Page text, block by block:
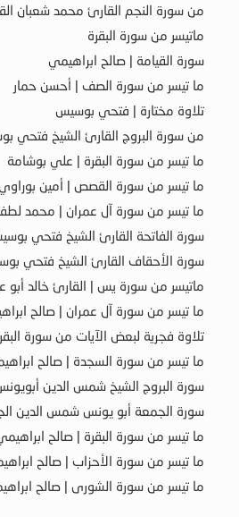
من سورة النجم القارئ محمد شعبان
ماتيسر من سورة البقرة
سورة القيامة | صالح ابراهيمي
ما تيسر من سورة الصف | أحسن حمار
تلاوة مختارة | فتحي بوسيس
من سورة البروج القارئ الشيخ فتحي
ما تيسر من سورة البقرة | علي بوشامة
ما تيسر من سورة القصص | أمين
ما تيسر من سورة آل عمران | محمد
سورة الفاتحة القارئ الشيخ فتحي
سورة الأحقاف القارئ الشيخ فتحي
ماتيسر من سورة يس | القارئ خالد أبو
ما تيسر من سورة آل عمران | صالح
تلاوة فجرية لبعض الآيات من سورة
ما تيسر من سورة السجدة | صالح
سورة البروج الشيخ شمس الدين أبويونس
سورة الجمعة أبو يونس شمس الدين
ما تيسر من سورة البقرة | صالح
ما تيسر من سورة الأحزاب | صالح
ما تيسر من سورة الشورى | صالح